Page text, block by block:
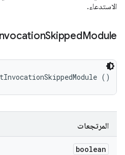
الاستدعاء.
SkippedModule
()
المرتجعات
boolean